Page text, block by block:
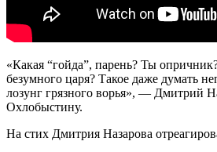
«Какая “гойда”, парень? Ты
безумного царя? Такое даже думать
лозунг грязного ворья», — Дмитрий
Охлобыстину.
На стих Дмитрия Назарова